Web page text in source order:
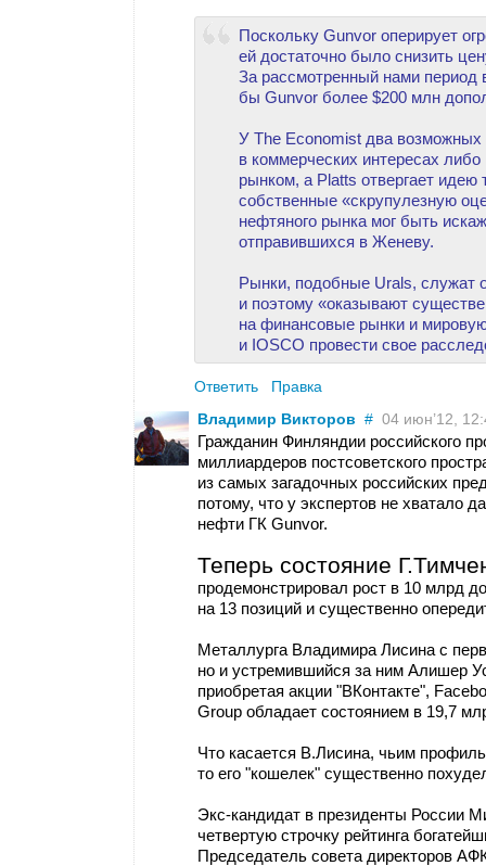
Поскольку Gunvor оперирует
ей достаточно было снизить
За рассмотренный нами период
бы Gunvor более $200 млн
У The Economist два возможных
в коммерческих интересах
рынком, а Platts отвергает идею
собственные «скрупулезную
нефтяного рынка мог быть
отправившихся в Женеву.
Рынки, подобные Urals, служат
и поэтому «оказывают
на финансовые рынки и
и IOSCO провести свое
Ответить
Правка
Владимир Викторов # 04 июн’12,
Гражданин Финляндии российского
миллиардеров постсоветского
из самых загадочных российских
потому, что у экспертов не хватало
нефти ГК Gunvor.
Теперь состояние
продемонстрировал рост в 10 млрд
на 13 позиций и существенно
Металлурга Владимира Лисина с
но и устремившийся за ним Алишер
приобретая акции "ВКонтакте",
Group обладает состоянием в 19,7
Что касается В.Лисина, чьим
то его "кошелек" существенно
Экс-кандидат в президенты России
четвертую строчку рейтинга
Председатель совета директоров